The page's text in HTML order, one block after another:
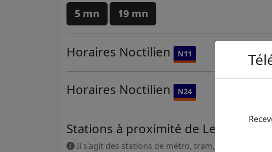
5 mn 19 mn
Horaires Noctilien N11
Horaires Noctilien N24
Stations à proximité de Les Graviers
Il s'agit des stations de métro, tram, RER et